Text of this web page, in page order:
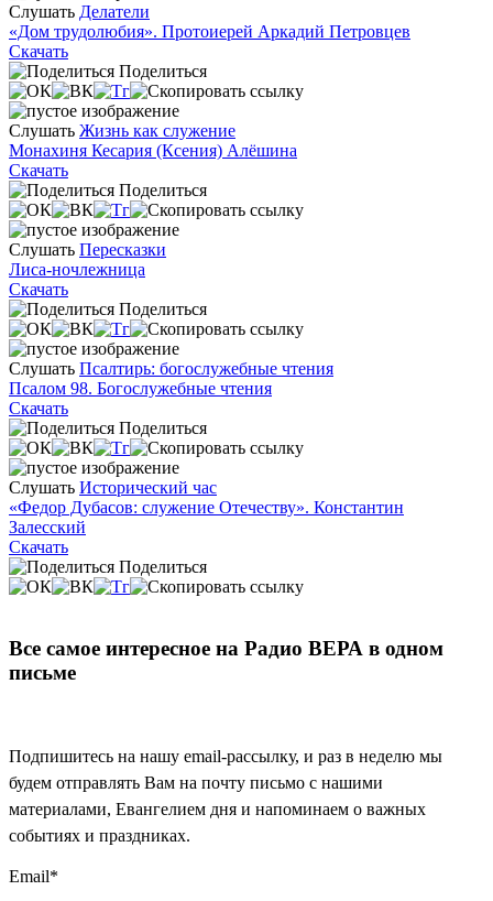
Слушать Делатели
«Дом трудолюбия». Протоиерей Аркадий Петровцев
Скачать
Поделиться
Слушать Жизнь как служение
Монахиня Кесария (Ксения) Алёшина
Скачать
Поделиться
Слушать Пересказки
Лиса-ночлежница
Скачать
Поделиться
Слушать Псалтирь: богослужебные чтения
Псалом 98. Богослужебные чтения
Скачать
Поделиться
Слушать Исторический час
«Федор Дубасов: служение Отечеству». Константин
Залесский
Скачать
Поделиться
Все самое интересное на Радио ВЕРА в одном
письме
Подпишитесь на нашу email-рассылку, и раз в неделю мы
будем отправлять Вам на почту письмо с нашими
материалами, Евангелием дня и напоминаем о важных
событиях и праздниках.
Email*